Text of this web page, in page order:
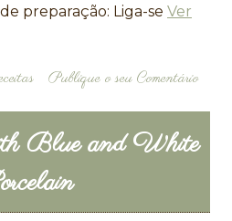
preparação: Liga-se Ver
Publique o seu Comentário
Blue and White